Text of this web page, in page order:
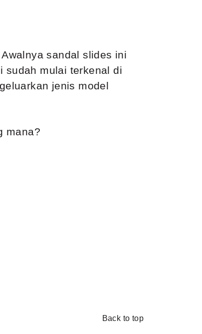
sandal slides ini
sudah mulai terkenal di
jenis model
mana?
Back to top